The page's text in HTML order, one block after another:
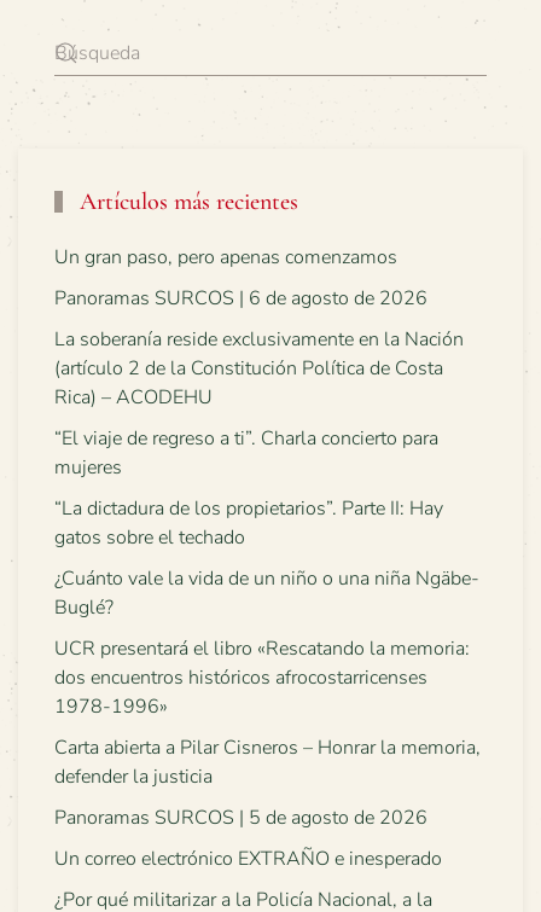
Artículos más recientes
Un gran paso, pero apenas comenzamos
Panoramas SURCOS | 6 de agosto de 2026
La soberanía reside exclusivamente en la Nación
(artículo 2 de la Constitución Política de Costa
Rica) – ACODEHU
“El viaje de regreso a ti”. Charla concierto para
mujeres
“La dictadura de los propietarios”. Parte II: Hay
gatos sobre el techado
¿Cuánto vale la vida de un niño o una niña Ngäbe-
Buglé?
UCR presentará el libro «Rescatando la memoria:
dos encuentros históricos afrocostarricenses
1978-1996»
Carta abierta a Pilar Cisneros – Honrar la memoria,
defender la justicia
Panoramas SURCOS | 5 de agosto de 2026
Un correo electrónico EXTRAÑO e inesperado
¿Por qué militarizar a la Policía Nacional, a la